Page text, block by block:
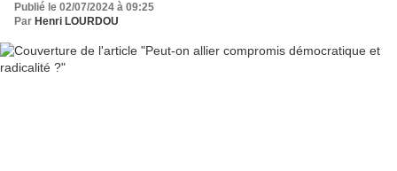
Publié le 02/07/2024 à 09:25
Par Henri LOURDOU